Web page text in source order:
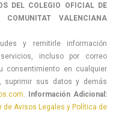
DEL COLEGIO OFICIAL DE
COMUNITAT VALENCIANA
y remitirle información
incluso por correo
consentimiento en cualquier
suprimir sus datos y demás
. Información Adicional:
de Avisos Legales y Política de